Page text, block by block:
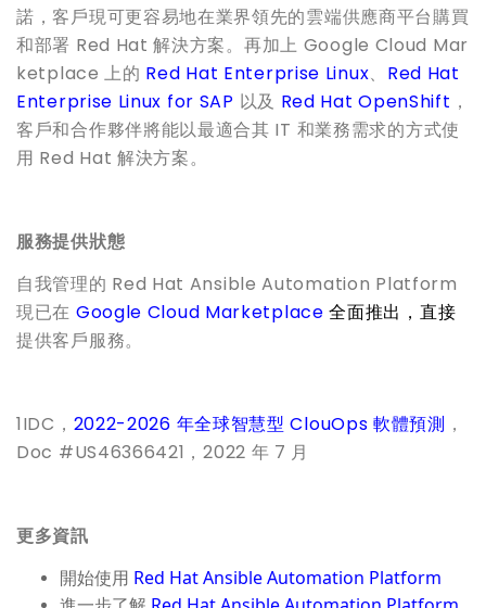
諾，客戶現可更容易地在業界領先的雲端供應商平台購買
和部署 Red Hat 解決方案。再加上 Google Cloud Mar
ketplace 上的 Red Hat Enterprise Linux、 Red Hat
Enterprise Linux for SAP 以及 Red Hat OpenShift ，
客戶和合作夥伴將能以最適合其 IT 和業務需求的方式使
用 Red Hat 解決方案。
服務提供狀態
自我管理的 Red Hat Ansible Automation Platform
現已在 Google Cloud Marketplace 全面推出，直接
提供客戶服務。
1IDC， 2022-2026 年全球智慧型 ClouOps軟體預測 ，
Doc #US46366421，2022 年 7 月
更多資訊
開始使用 Red HatAnsible Automation Platform